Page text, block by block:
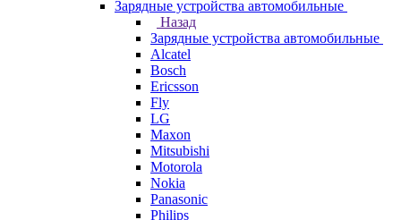
Зарядные устройства автомобильные
Назад
Зарядные устройства автомобильные
Alcatel
Bosch
Ericsson
Fly
LG
Maxon
Mitsubishi
Motorola
Nokia
Panasonic
Philips